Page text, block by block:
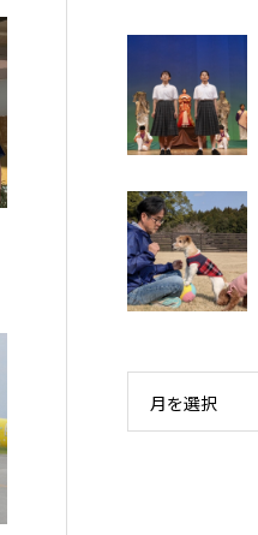
月を選択